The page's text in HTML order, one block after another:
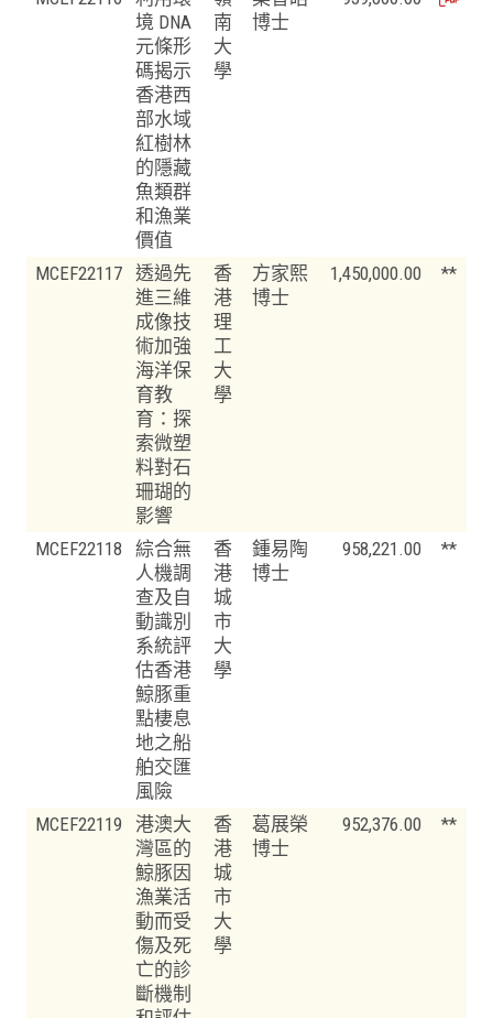
境 DNA
元條形
碼揭示
香港西
部水域
紅樹林
的隱藏
魚類群
和漁業
價值
南
大
學
博士
MCEF22117 透過先
進三維
成像技
術加強
海洋保
育教
育：探
索微塑
料對石
珊瑚的
影響
香
港
理
工
大
學
方家熙
博士
1,450,000.00 **
MCEF22118
綜合無
人機調
查及自
動識別
系統評
估香港
鯨豚重
點棲息
地之船
舶交匯
風險
香
港
城
市
大
學
鍾易陶
博士
958,221.00 **
MCEF22119
港澳大
灣區的
鯨豚因
漁業活
動而受
傷及死
亡的診
斷機制
香
港
城
市
大
學
葛展榮
博士
952,376.00 **